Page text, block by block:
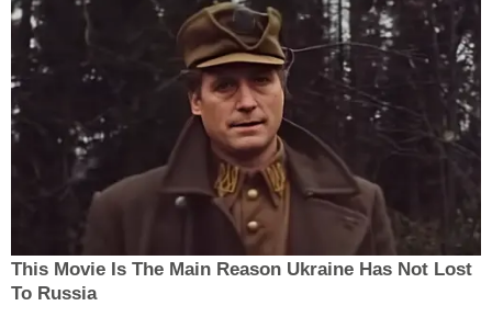
This Movie Is The Main Reason Ukraine Has Not Lost
To Russia